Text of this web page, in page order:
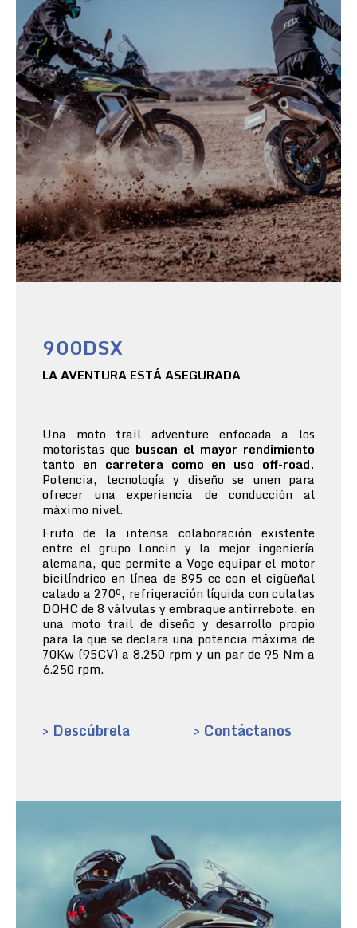
900DSX
LA AVENTURA ESTÁ ASEGURADA
Una moto trail adventure enfocada a los
motoristas que buscan el mayor rendimiento
tanto en carretera como en uso off-road.
Potencia, tecnología y diseño se unen para
ofrecer una experiencia de conducción al
máximo nivel.
Fruto de la intensa colaboración existente
entre el grupo Loncin y la mejor ingeniería
alemana, que permite a Voge equipar el motor
bicilíndrico en línea de 895 cc con el cigüeñal
calado a 270º, refrigeración líquida con culatas
DOHC de 8 válvulas y embrague antirrebote, en
una moto trail de diseño y desarrollo propio
para la que se declara una potencia máxima de
70Kw (95CV) a 8.250 rpm y un par de 95 Nm a
6.250 rpm.
> Descúbrela > Contáctanos